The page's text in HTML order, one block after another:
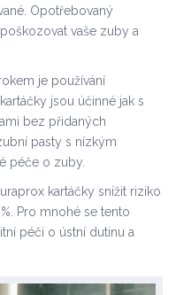
Opotřebovaný
vaše zuby a
je používání
jsou účinné jak s
bez přidaných
pasty s nízkým
péče o zuby.
kartáčky snížit riziko
Pro mnohé se tento
péči o ústní dutinu a